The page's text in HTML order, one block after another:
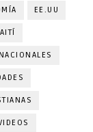
EE.UU
NACIONALES